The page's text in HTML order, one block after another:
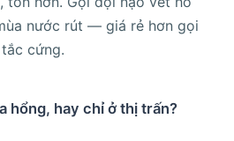
nước rút — giá rẻ hơn gọi
cứng.
hổng, hay chỉ ở thị trấn?